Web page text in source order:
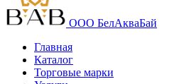
ООО БелАкваБай
Главная
Каталог
Торговые марки